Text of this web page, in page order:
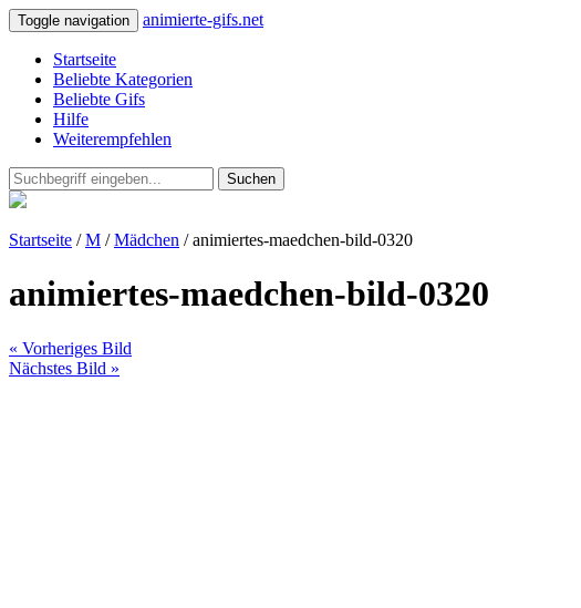
Toggle navigation animierte-gifs.net
Startseite
Beliebte Kategorien
Beliebte Gifs
Hilfe
Weiterempfehlen
Suchen
Startseite /M /Mädchen / animiertes-maedchen-bild-0320
animiertes-maedchen-bild-0320
« Vorheriges Bild
Nächstes Bild »